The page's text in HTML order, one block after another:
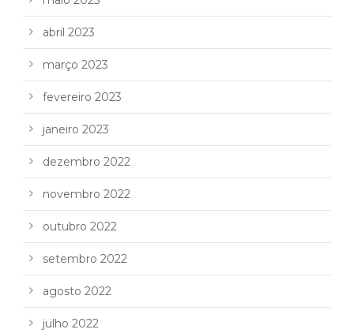
abril 2023
março 2023
fevereiro 2023
janeiro 2023
dezembro 2022
novembro 2022
outubro 2022
setembro 2022
agosto 2022
julho 2022